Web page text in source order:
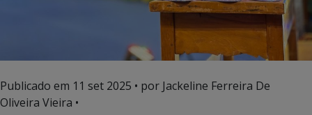
Publicado em 11 set 2025 • por Jackeline Ferreira De
Oliveira Vieira •